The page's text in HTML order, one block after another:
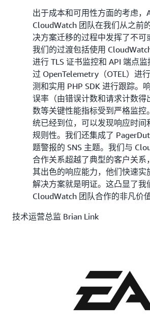
出于成本和可用性方面的考虑，
CloudWatch 团队在我们从之前
决方案迁移的过程中发挥了不可
我们的过渡包括使用
进行 TLS 证书监控和 API 端点
过 OpenTelemetry（OTEL）进
测和实用 PHP SDK 进行跟踪。
误率（由错误计数和请求计数得
数等关键性能指标受到严格监控
统已经到位，可以发现响应时间
规则性。我们还集成了
题警报的 SNS 主题。我们与
合作关系超越了典型的客户关系
其出色的响应能力，他们快速实
解决方案就是明证。这凸显了我
CloudWatch 团队合作的非凡价值
技术运营总监 Brian Link